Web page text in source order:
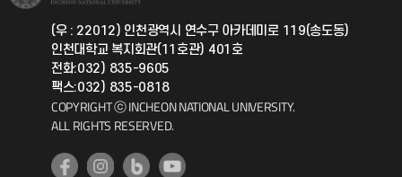
국제지원과
공자아카데미
기초교육원
(우 : 22012) 인천광역시 연수구 아카데미로 119(송도동)
인천대학교 복지회관(11호관) 401호
전화:032) 835-9605
팩스:032) 835-0818
COPYRIGHT ⓒ INCHEON NATIONAL UNIVERSITY.
ALL RIGHTS RESERVED.